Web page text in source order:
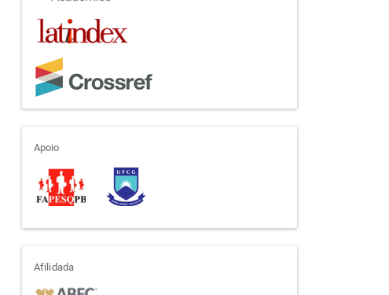
apoio
Apoio
afiliada
Afilidada